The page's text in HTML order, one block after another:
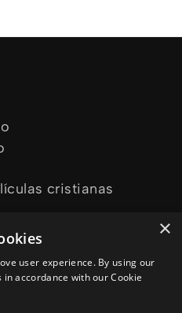
cristianas
×
user experience. By using our
accordance with our Cookie